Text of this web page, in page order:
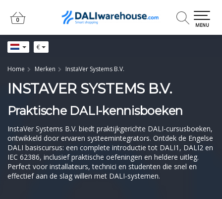
€
0
0
MENU
Home Merken InstaVer Systems B.V.
INSTAVER SYSTEMS B.V.
Praktische DALI-kennisboeken
InstaVer Systems B.V. biedt praktijkgerichte DALI-cursusboeken,
ontwikkeld door ervaren systeemintegrators. Ontdek de Engelse
DALI basiscursus: een complete introductie tot DALI1, DALI2 en
IEC 62386, inclusief praktische oefeningen en heldere uitleg.
Perfect voor installateurs, technici en studenten die snel en
effectief aan de slag willen met DALI-systemen.